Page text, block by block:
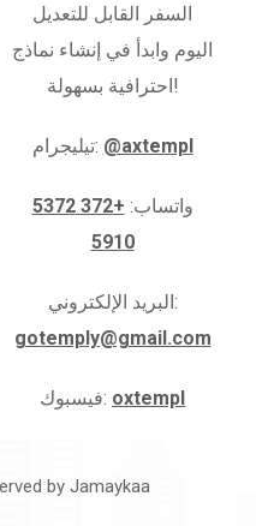
السفر القابل للتعديل
اليوم وابدأ في إنشاء نماذج
احترافية بسهولة!
تيليجرام: @axtempl
واتساب:
+372 5372
5910
البريد الإلكتروني:
gotemply@gmail.com
فيسبوك: oxtempl
by Jamaykaa